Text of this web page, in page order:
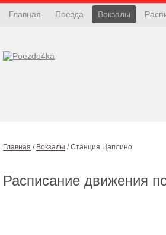
Главная Поезда Вокзалы
Главная / Вокзалы /Станция Цаплино
Расписание движения